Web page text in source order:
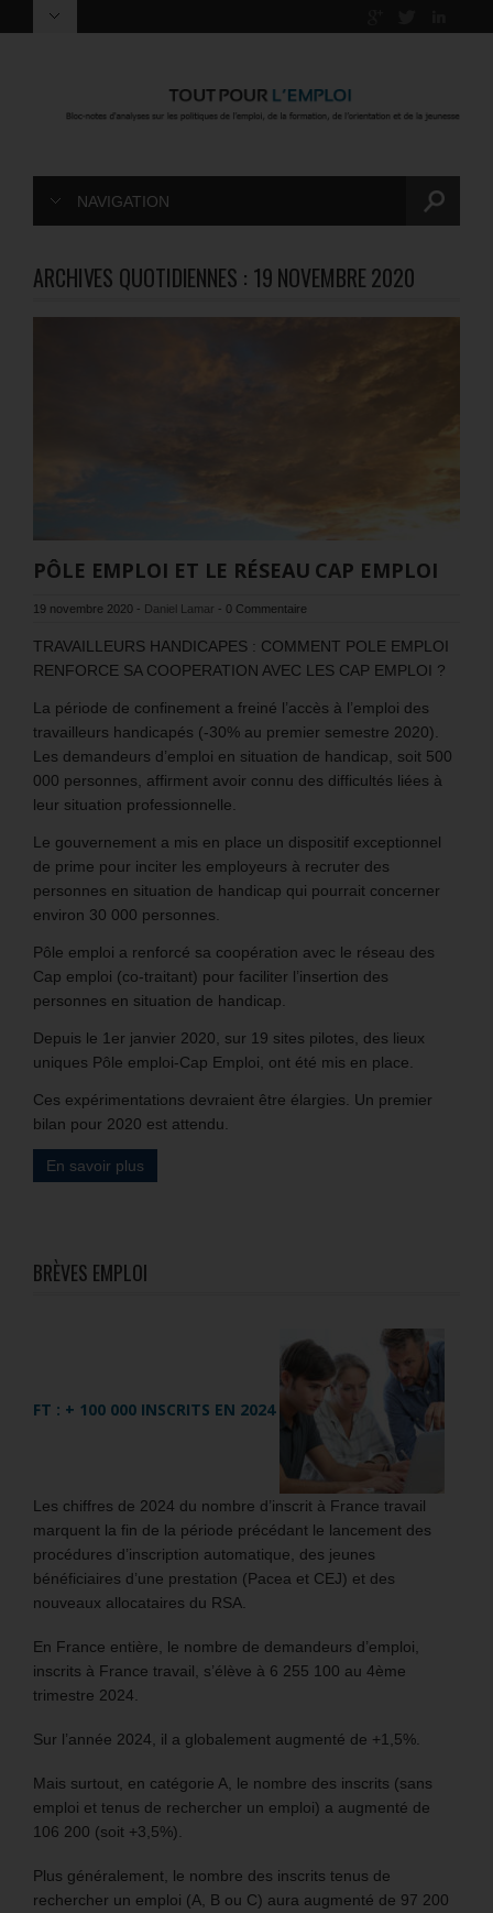
NAVIGATION
ARCHIVES QUOTIDIENNES : 19 NOVEMBRE 2020
PÔLE EMPLOI ET LE RÉSEAU CAP EMPLOI
19 novembre 2020 - Daniel Lamar - 0 Commentaire
TRAVAILLEURS HANDICAPES : COMMENT POLE EMPLOI
RENFORCE SA COOPERATION AVEC LES CAP EMPLOI ?
La période de confinement a freiné l’accès à l’emploi des
travailleurs handicapés (-30% au premier semestre 2020).
Les demandeurs d’emploi en situation de handicap, soit 500
000 personnes, affirment avoir connu des difficultés liées à
leur situation professionnelle.
Le gouvernement a mis en place un dispositif exceptionnel
de prime pour inciter les employeurs à recruter des
personnes en situation de handicap qui pourrait concerner
environ 30 000 personnes.
Pôle emploi a renforcé sa coopération avec le réseau des
Cap emploi (co-traitant) pour faciliter l’insertion des
personnes en situation de handicap.
Depuis le 1er janvier 2020, sur 19 sites pilotes, des lieux
uniques Pôle emploi-Cap Emploi, ont été mis en place.
Ces expérimentations devraient être élargies. Un premier
bilan pour 2020 est attendu.
En savoir plus
BRÈVES EMPLOI
FT : + 100 000 INSCRITS EN 2024
Les chiffres de 2024 du nombre d’inscrit à France travail
marquent la fin de la période précédant le lancement des
procédures d’inscription automatique, des jeunes
bénéficiaires d’une prestation (Pacea et CEJ) et des
nouveaux allocataires du RSA.
En France entière, le nombre de demandeurs d’emploi,
inscrits à France travail, s’élève à 6 255 100 au 4ème
trimestre 2024.
Sur l’année 2024, il a globalement augmenté de +1,5%.
Mais surtout, en catégorie A, le nombre des inscrits (sans
emploi et tenus de rechercher un emploi) a augmenté de
106 200 (soit +3,5%).
Plus généralement, le nombre des inscrits tenus de
rechercher un emploi (A, B ou C) aura augmenté de 97 200